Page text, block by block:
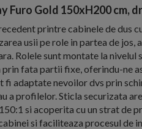
Furo Gold 150xH200 cm,
printre cabinele de dus
usii pe role in partea de jos,
Rolele sunt montate la nivelul
fata partii fixe, oferindu-ne
adaptate nevoilor dvs prin
a profilelor. Sticla securizata
si acoperita cu un strat de
si faciliteaza procesul de